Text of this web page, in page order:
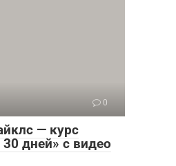
0
— курс
30 дней» с видео